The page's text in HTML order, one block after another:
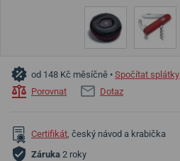
od 148 Kč měsíčně • Spočítat splátky
Porovnat
Dotaz
Certifikát, český návod a krabička
Záruka 2 roky